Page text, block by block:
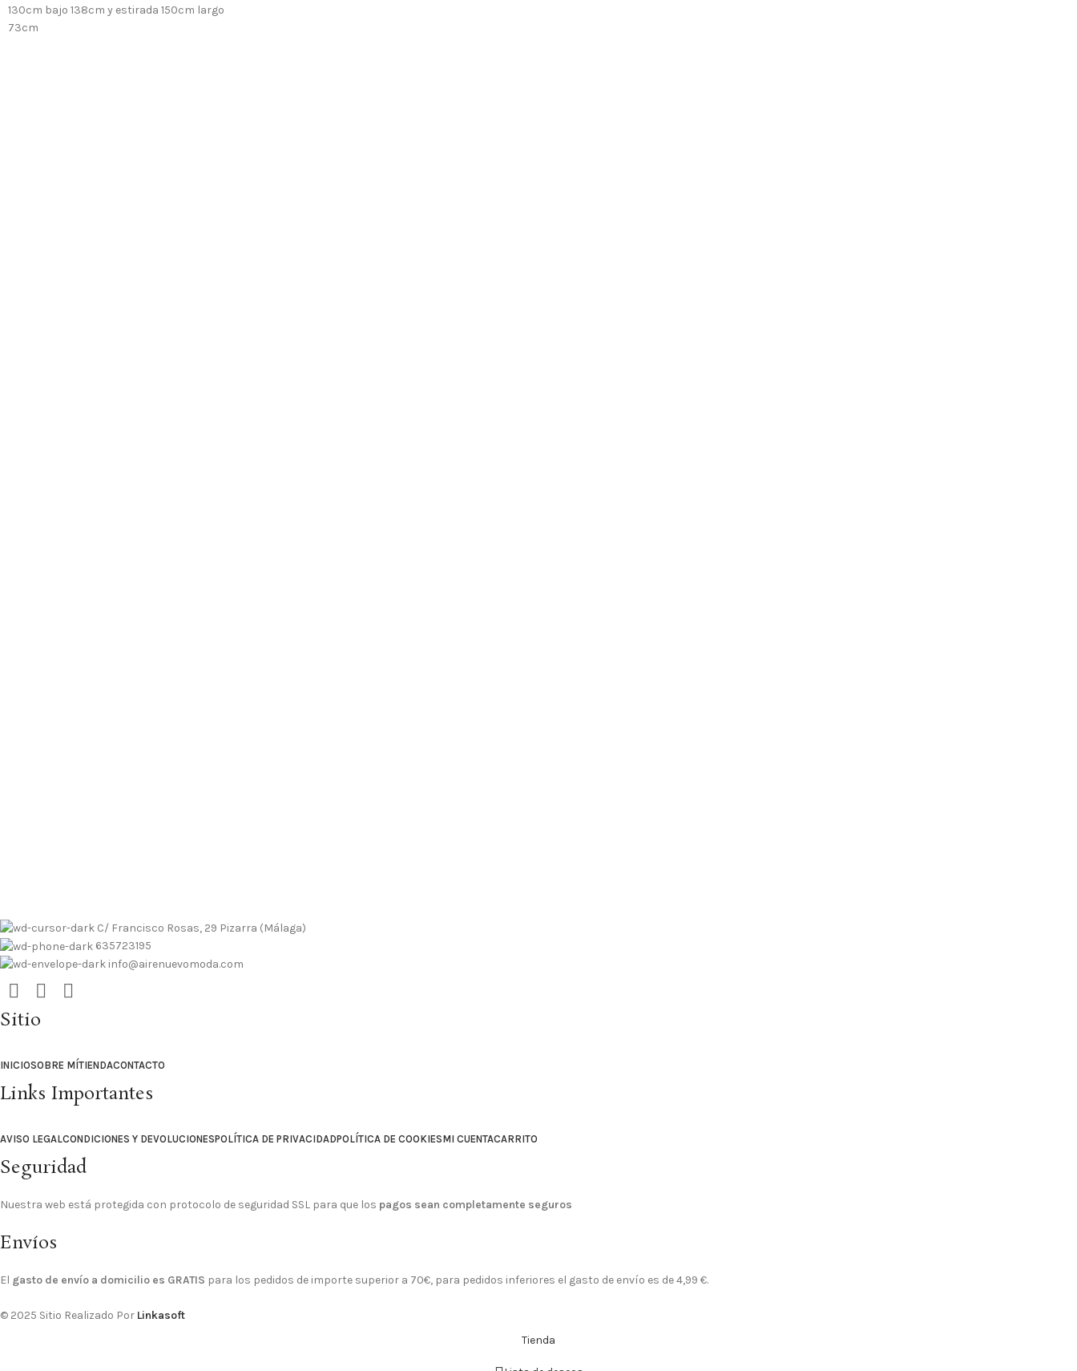
130cm bajo 138cm y estirada 150cm largo
73cm
C/ Francisco Rosas, 29 Pizarra (Málaga)
635723195
info@airenuevomoda.com
Sitio
INICIOSOBRE MÍTIENDACONTACTO
Links Importantes
AVISO LEGALCONDICIONES Y DEVOLUCIONESPOLÍTICA DE PRIVACIDADPOLÍTICA DE COOKIESMI CUENTACARRITO
Seguridad
Nuestra web está protegida con protocolo de seguridad SSL para que los pagos sean completamente seguros
Envíos
El gasto de envío a domicilio es GRATIS para los pedidos de importe superior a 70€, para pedidos inferiores el gasto de envío es de 4,99 €.
© 2025 Sitio Realizado Por Linkasoft
Tienda